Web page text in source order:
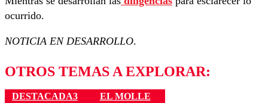
ocurrido.
NOTICIA EN DESARROLLO.
OTROS TEMAS A EXPLORAR:
DESTACADA3
EL MOLLE